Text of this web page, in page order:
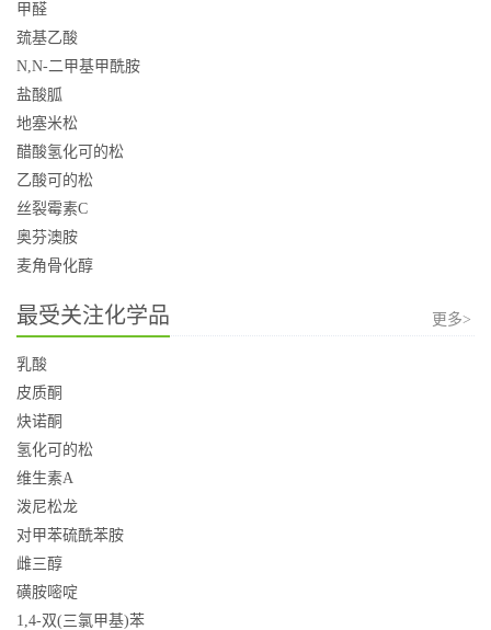
甲醛
巯基乙酸
N,N-二甲基甲酰胺
盐酸胍
地塞米松
醋酸氢化可的松
乙酸可的松
丝裂霉素C
奥芬澳胺
麦角骨化醇
最受关注化学品 更多>
乳酸
皮质酮
炔诺酮
氢化可的松
维生素A
泼尼松龙
对甲苯硫酰苯胺
雌三醇
磺胺嘧啶
1,4-双(三氯甲基)苯